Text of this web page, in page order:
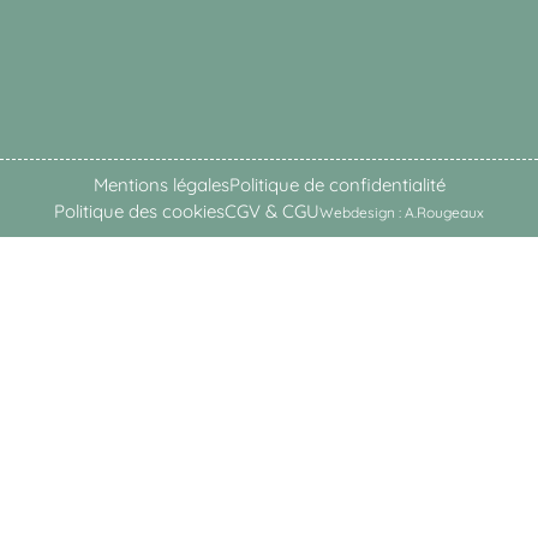
Mentions légalesPolitique de confidentialité
Politique des cookiesCGV & CGUWebdesign : A.Rougeaux